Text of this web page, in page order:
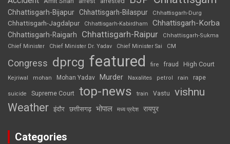
Chhattisgarh-Bijapur Chhattisgarh-Bilaspur Chhattisgarh-Durg
Chhattisgarh-Jagdalpur Chhattisgarh-Kabirdham Chhattisgarh-Korba
Chhattisgarh-Raigarh Chhattisgarh-Raipur
Chhattisgarh-Sukma
Chief Minister
Chief Minister Dr. Yadav Chief Minister Sai CM
Congress dprcg featured fire fraud High Court
Kejriwal mohan Mohan Yadav Murder Naxalites petrol rain rape
suicide Supreme Court top-news train Vastu vishnu
Weather इंदौर छत्तीसगढ़ भोपाल मध्य प्रदेश रायपुर
Categories